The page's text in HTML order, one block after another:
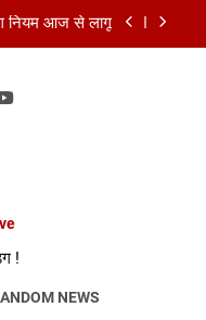
नियम आज से लागू
पर रखा स्थिर
नियम आज से लागू
स्वर्णिम समापन
सिलेंडर हुआ सस्ता
!
NEWS